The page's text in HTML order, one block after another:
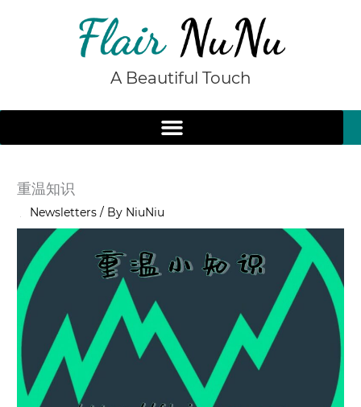
A Beautiful Touch
重温知识
Newsletters / By NiuNiu